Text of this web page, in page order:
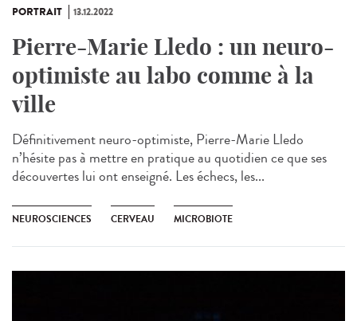
PORTRAIT 13.12.2022
Pierre-Marie Lledo : un neuro-
optimiste au labo comme à la
ville
Définitivement neuro-optimiste, Pierre-Marie Lledo
n’hésite pas à mettre en pratique au quotidien ce que ses
découvertes lui ont enseigné. Les échecs, les...
NEUROSCIENCES CERVEAU MICROBIOTE